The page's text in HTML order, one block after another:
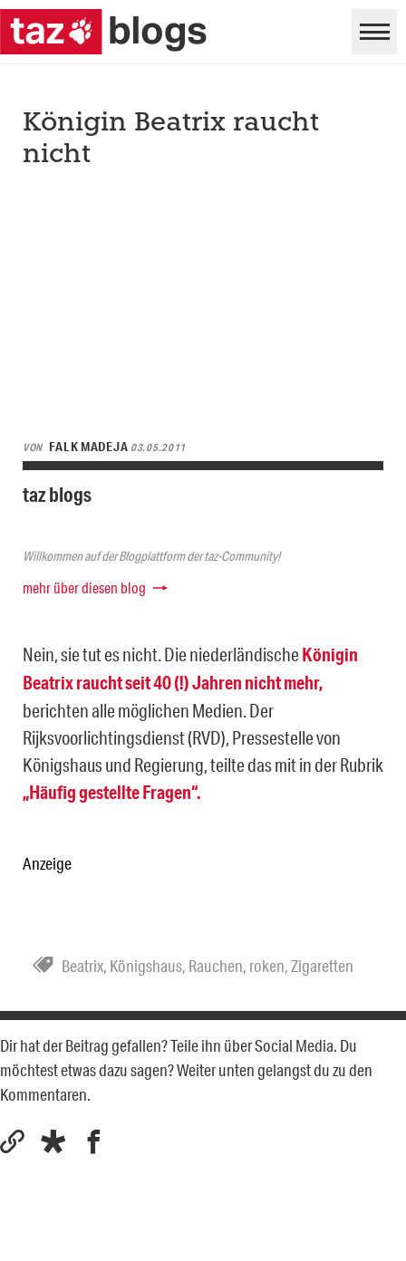
Königin Beatrix raucht
nicht
VON FALK MADEJA 03.05.2011
taz blogs
Willkommen auf der Blogplattform der taz-Community!
mehr über diesen blog
Nein, sie tut es nicht. Die niederländischeKönigin
Beatrix raucht seit 40 (!) Jahren nicht mehr,
berichten alle möglichen Medien. Der
Rijksvoorlichtingsdienst (RVD), Pressestelle von
Königshaus und Regierung, teilte das mit in der Rubrik
„Häufig gestellte Fragen“.
Anzeige
Beatrix, Königshaus, Rauchen, roken,Zigaretten
Dir hat der Beitrag gefallen? Teile ihn über Social Media. Du
möchtest etwas dazu sagen? Weiter unten gelangst du zu den
Kommentaren.